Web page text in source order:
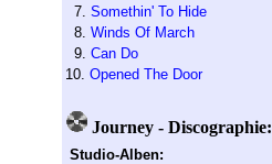
7. Somethin' To Hide
8. Winds Of March
9. Can Do
10. Opened The Door
Journey - Discographie:
Studio-Alben: